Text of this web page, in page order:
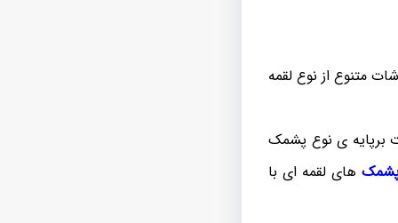
متنوع از نوع لقمه
برپایه ی نوع پشمک
های لقمه ای با